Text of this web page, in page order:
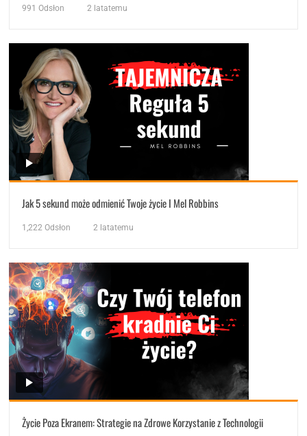
991 Odsłon 2 latatemu
Jak 5 sekund może odmienić Twoje życie I Mel Robbins
1,222 Odsłon 2 latatemu
Życie Poza Ekranem: Strategie na Zdrowe Korzystanie z Technologii